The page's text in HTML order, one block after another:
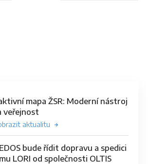
mapa ŽSR: Moderní nástroj
veřejnost
aktualitu
bude řídit dopravu a spedici
LORI od společnosti OLTIS